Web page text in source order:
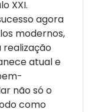
XXI.
agora
modernos,
realização
atual e
não só o
como